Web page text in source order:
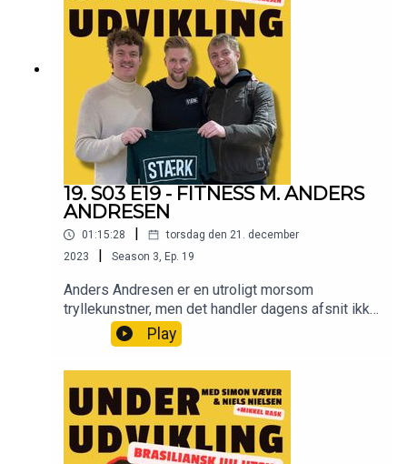
19. S03 E19 - FITNESS M. ANDERS
ANDRESEN
01:15:28
torsdag den 21. december
2023
Season 3, Ep. 19
Anders Andresen er en utroligt morsom
tryllekunstner, men det handler dagens afsnit ikke
om. Vi vel hellere snakke om, at han er personlig
træner. Så i dagens afsnit har vi forladt de trygge
rammer i vores studie og bevæget os hen til
STÆRK, som er Anders' træningsstudie. Anders
har forberedt et makker-træningsprogram, som vi
skal i gennem. Det kan ikke gå galt!Go' lytter! 💪🏻
Play